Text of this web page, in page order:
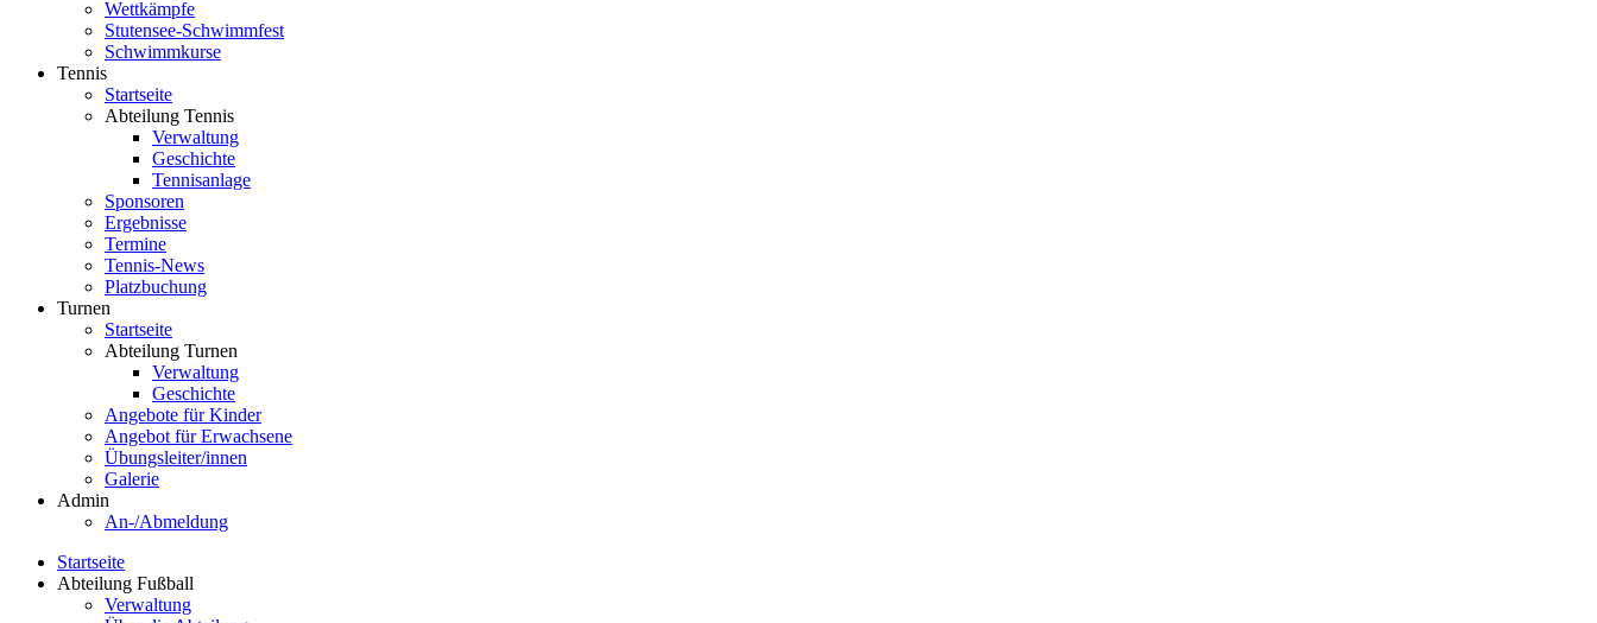
Wettkämpfe
Stutensee-Schwimmfest
Schwimmkurse
Tennis
Startseite
Abteilung Tennis
Verwaltung
Geschichte
Tennisanlage
Sponsoren
Ergebnisse
Termine
Tennis-News
Platzbuchung
Turnen
Startseite
Abteilung Turnen
Verwaltung
Geschichte
Angebote für Kinder
Angebot für Erwachsene
Übungsleiter/innen
Galerie
Admin
An-/Abmeldung
Startseite
Abteilung Fußball
Verwaltung